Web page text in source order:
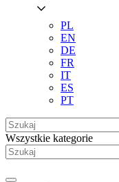
PL
EN
DE
FR
IT
ES
PT
Wszystkie kategorie